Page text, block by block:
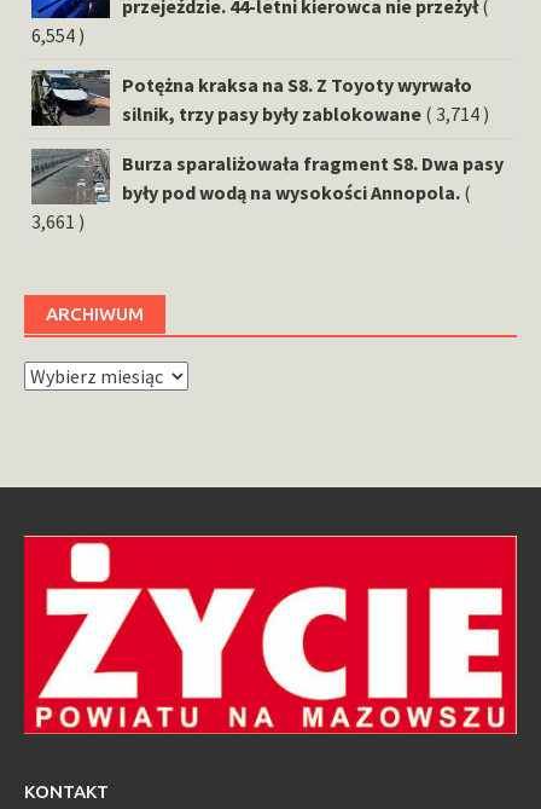
przejeździe. 44-letni kierowca nie przeżył (
6,554 )
Potężna kraksa na S8. Z Toyoty wyrwało
silnik, trzy pasy były zablokowane ( 3,714 )
Burza sparaliżowała fragment S8. Dwa pasy
były pod wodą na wysokości Annopola. (
3,661 )
ARCHIWUM
Archiwum
KONTAKT